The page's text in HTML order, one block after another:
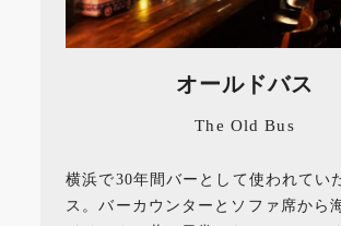
オールドバス
The Old Bus
横浜で30年間バーとして使われてい
ス。バーカウンターとソファ席から